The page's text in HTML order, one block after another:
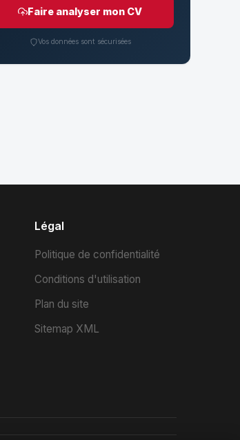
Faire analyser mon CV
Vos données sont sécurisées
Légal
Politique de confidentialité
Conditions d'utilisation
Plan du site
Sitemap XML